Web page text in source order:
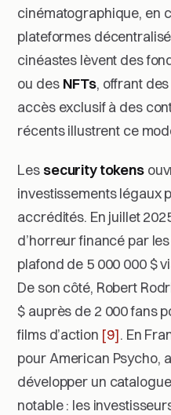
cinématographique, en
plateformes
cinéastes lèvent des
ou des NFTs, offrant
accès exclusif à des
récents illustrent ce
Les security tokens
investissements légaux
accrédités. En juillet
d’horreur financé par
plafond de 5 000 000 $
De son côté, Robert
$ auprès de 2 000 fans
films d’action [9]. En
pourAmerican Psycho,
développer un
notable : les